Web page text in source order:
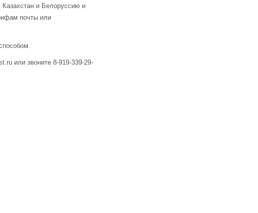
Казахстан и Белоруссию и
почты или
или звоните 8-919-339-29-